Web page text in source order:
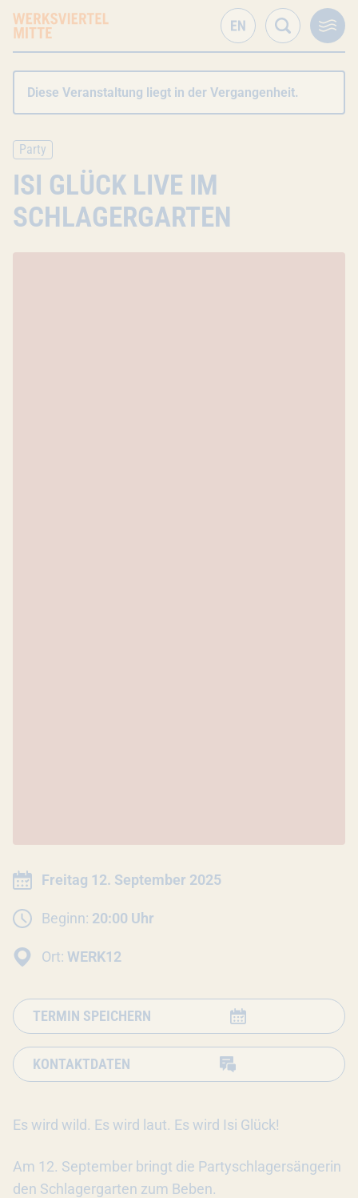
Diese Veranstaltung liegt in der Vergangenheit.
Party
ISI GLÜCK LIVE IM
SCHLAGERGARTEN
Datum:
Freitag 12. September 2025
Beginn: 20:00 Uhr
Ort: WERK12
TERMIN SPEICHERN
KONTAKTDATEN
Es wird wild. Es wird laut. Es wird Isi Glück!
Am 12. September bringt die Partyschlagersängerin
den Schlagergarten zum Beben.